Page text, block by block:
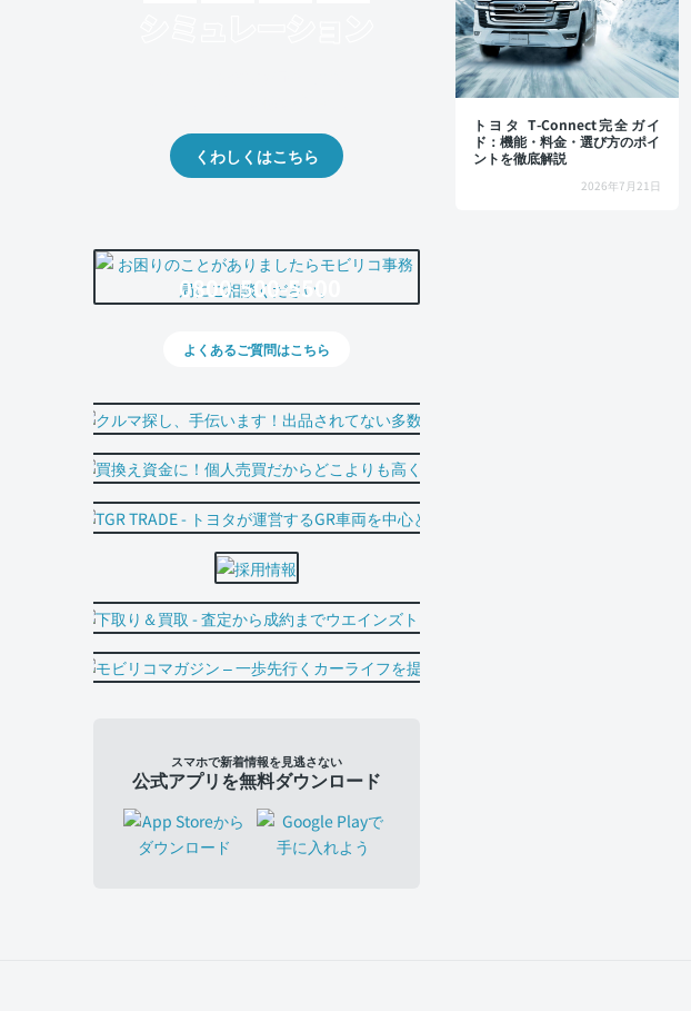
トヨタ T-Connect完全ガイ
ド：機能・料金・選び方のポイ
ントを徹底解説
2026年7月21日
くわしくはこちら
0800-500-5500
よくあるご質問はこちら
スマホで新着情報を見逃さない
公式アプリを無料ダウンロード